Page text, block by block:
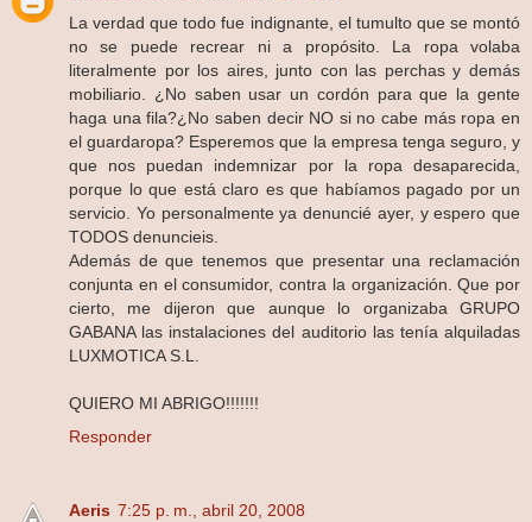
La verdad que todo fue indignante, el tumulto que se montó
no se puede recrear ni a propósito. La ropa volaba
literalmente por los aires, junto con las perchas y demás
mobiliario. ¿No saben usar un cordón para que la gente
haga una fila?¿No saben decir NO si no cabe más ropa en
el guardaropa? Esperemos que la empresa tenga seguro, y
que nos puedan indemnizar por la ropa desaparecida,
porque lo que está claro es que habíamos pagado por un
servicio. Yo personalmente ya denuncié ayer, y espero que
TODOS denuncieis.
Además de que tenemos que presentar una reclamación
conjunta en el consumidor, contra la organización. Que por
cierto, me dijeron que aunque lo organizaba GRUPO
GABANA las instalaciones del auditorio las tenía alquiladas
LUXMOTICA S.L.
QUIERO MI ABRIGO!!!!!!!
Responder
Aeris 7:25 p. m., abril 20, 2008